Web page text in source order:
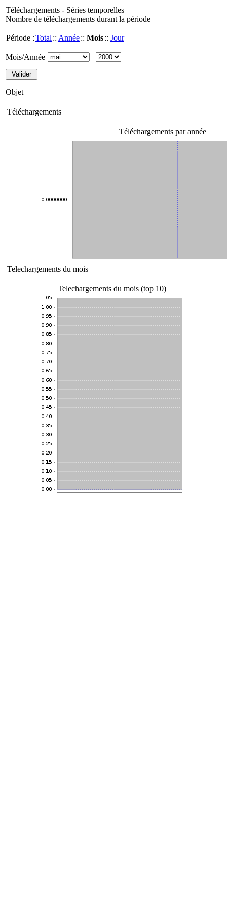
Téléchargements - Séries temporelles
Nombre de téléchargements durant la période
Période :Total :: Année:: Mois:: Jour
Mois/Année
Objet
Téléchargements
Téléchargements par année
Telechargements du mois
Telechargements du mois (top 10)